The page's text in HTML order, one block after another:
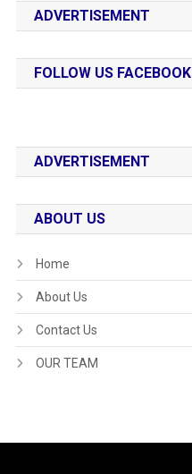
ADVERTISEMENT
FOLLOW US FACEBOOK
ADVERTISEMENT
ABOUT US
Home
About Us
Contact Us
OUR TEAM